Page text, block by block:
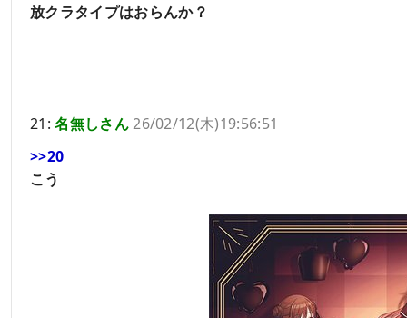
放クラタイプはおらんか？
21:名無しさん26/02/12(木)19:56:51
>>20
こう